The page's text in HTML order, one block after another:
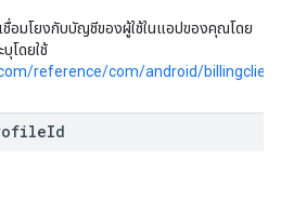
ชื่อมโยงกับบัญชีของผู้ใช้ในแอปของคุณโดย
โดยใช้
reference/com/android/
Id